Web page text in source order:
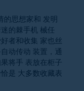
的思想家和 发明
的棘手机 械任
者和收集 家也丝
动传动 装置，通
将手 表放在柜子
是 大多数收藏表